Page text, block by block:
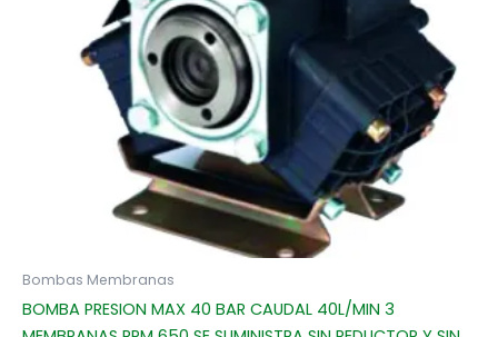
Bombas Membranas
BOMBA PRESION MAX 40 BAR CAUDAL 40L/MIN 3